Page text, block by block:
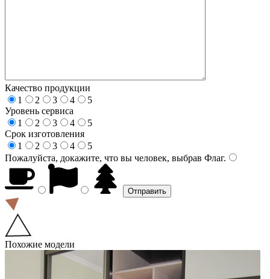
Качество продукции
1
2 3 4
5
Уровень сервиса
1
2 3 4
5
Срок изготовления
1
2 3 4
5
Пожалуйста, докажите, что вы человек, выбрав Флаг.
Похожие модели